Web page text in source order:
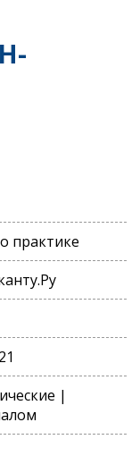
практике
|